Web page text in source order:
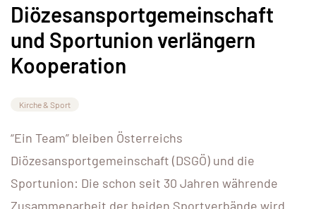
Diözesansportgemeinschaft
und Sportunion verlängern
Kooperation
Kirche & Sport
“Ein Team” bleiben Österreichs
Diözesansportgemeinschaft (DSGÖ) und die
Sportunion: Die schon seit 30 Jahren währende
Zusammenarbeit der beiden Sportverbände wird